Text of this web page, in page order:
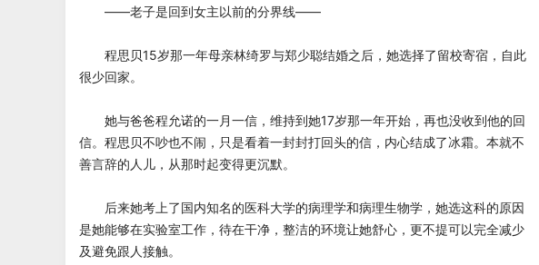
——老子是回到女主以前的分界线——
程思贝15岁那一年母亲林绮罗与郑少聪结婚之后，她选择了留校寄宿，自此
很少回家。
她与爸爸程允诺的一月一信，维持到她17岁那一年开始，再也没收到他的回
信。程思贝不吵也不闹，只是看着一封封打回头的信，内心结成了冰霜。本就不
善言辞的人儿，从那时起变得更沉默。
后来她考上了国内知名的医科大学的病理学和病理生物学，她选这科的原因
是她能够在实验室工作，待在干净，整洁的环境让她舒心，更不提可以完全减少
及避免跟人接触。